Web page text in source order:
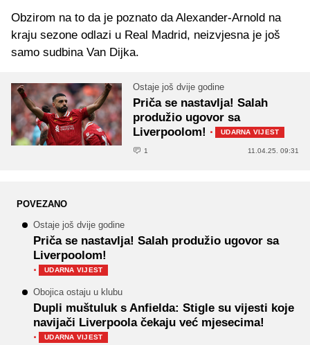
Obzirom na to da je poznato da Alexander-Arnold na
kraju sezone odlazi u Real Madrid, neizvjesna je još
samo sudbina Van Dijka.
Ostaje još dvije godine
Priča se nastavlja! Salah
produžio ugovor sa
Liverpoolom! · UDARNA VIJEST
1 11.04.25. 09:31
POVEZANO
Ostaje još dvije godine
Priča se nastavlja! Salah produžio ugovor sa
Liverpoolom!
· UDARNA VIJEST
Obojica ostaju u klubu
Dupli muštuluk s Anfielda: Stigle su vijesti koje
navijači Liverpoola čekaju već mjesecima!
· UDARNA VIJEST